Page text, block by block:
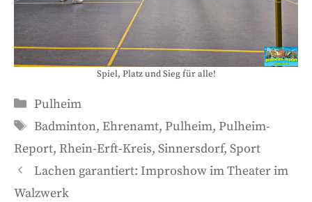
Spiel, Platz und Sieg für alle!
Kategorien
Pulheim
Schlagwörter
Badminton, Ehrenamt, Pulheim, Pulheim-
Report, Rhein-Erft-Kreis, Sinnersdorf, Sport
Lachen garantiert: Improshow im Theater im
Walzwerk